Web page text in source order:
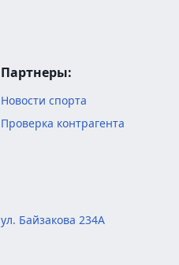
Партнеры:
Новости спорта
Проверка контрагента
ул. Байзакова 234А